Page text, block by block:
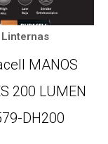
Linternas
MANOS
200 LUMEN
DH200